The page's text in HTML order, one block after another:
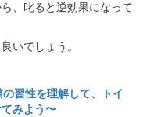
、叱ると逆効果になって
いでしょう。
習性を理解して、トイ
みよう〜